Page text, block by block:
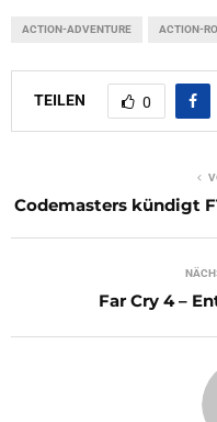
ACTION-ADVENTURE ACTION-
TEILEN 0
Codemasters kündigt
Far Cry 4 –